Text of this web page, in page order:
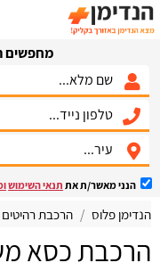
מחפשים
הנני מאשר/ת את תנאי השימוש
הנדימן פלוס הרכבת רהיטים
הרכבת כסא